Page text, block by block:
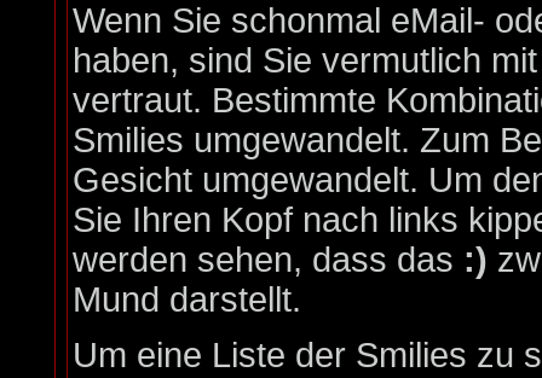
Wenn Sie schonmal eMail-
haben, sind Sie vermutlich
vertraut. Bestimmte
Smilies umgewandelt. Zum
Gesicht umgewandelt. Um
Sie Ihren Kopf nach links
werden sehen, dass das :)
Mund darstellt.
Um eine Liste der Smilies zu